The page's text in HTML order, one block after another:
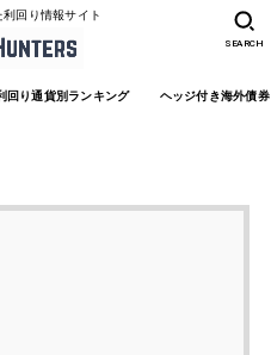
回り情報サイト
回り通貨別ランキング ヘッジ付き海外債
SEARCH